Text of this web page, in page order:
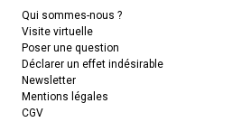
Qui sommes-nous ?
Visite virtuelle
Poser une question
Déclarer un effet indésirable
Newsletter
Mentions légales
CGV